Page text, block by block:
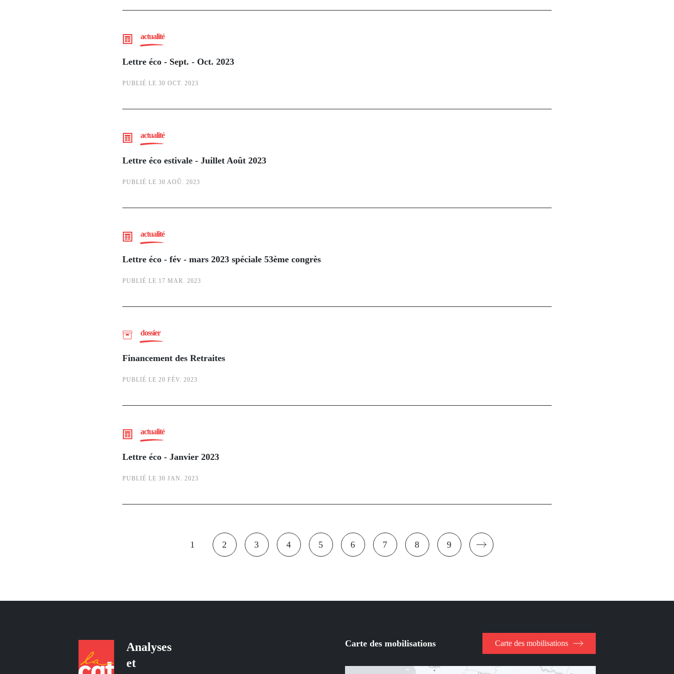
actualité
Lettre éco - Sept. - Oct. 2023
PUBLIÉ LE 30 OCT. 2023
actualité
Lettre éco estivale - Juillet Août 2023
PUBLIÉ LE 30 AOÛ. 2023
actualité
Lettre éco - fév - mars 2023 spéciale 53ème congrès
PUBLIÉ LE 17 MAR. 2023
dossier
Financement des Retraites
PUBLIÉ LE 20 FÉV. 2023
actualité
Lettre éco - Janvier 2023
PUBLIÉ LE 30 JAN. 2023
Page
courante
1 Page
2 Page
3 Page
4 Page
5 Page
6 Page
7 Page
8 Page
9
Analyses
et
Carte des mobilisations Carte des mobilisations